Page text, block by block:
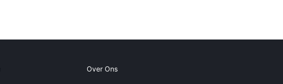
Over Ons